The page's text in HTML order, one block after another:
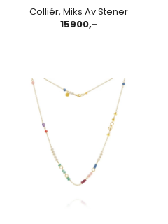
Colliér, Miks Av Stener
15900,-